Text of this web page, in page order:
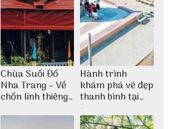
Chùa Suối Đổ
Nha Trang – Về
chốn linh thiêng
thiền định
Hành trình
khám phá vẻ đẹp
thanh bình tại
Đảo Phú Quý